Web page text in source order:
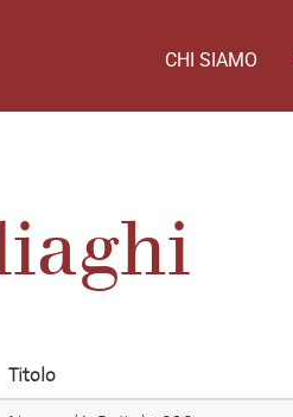
CHI SIAMO
Titolo